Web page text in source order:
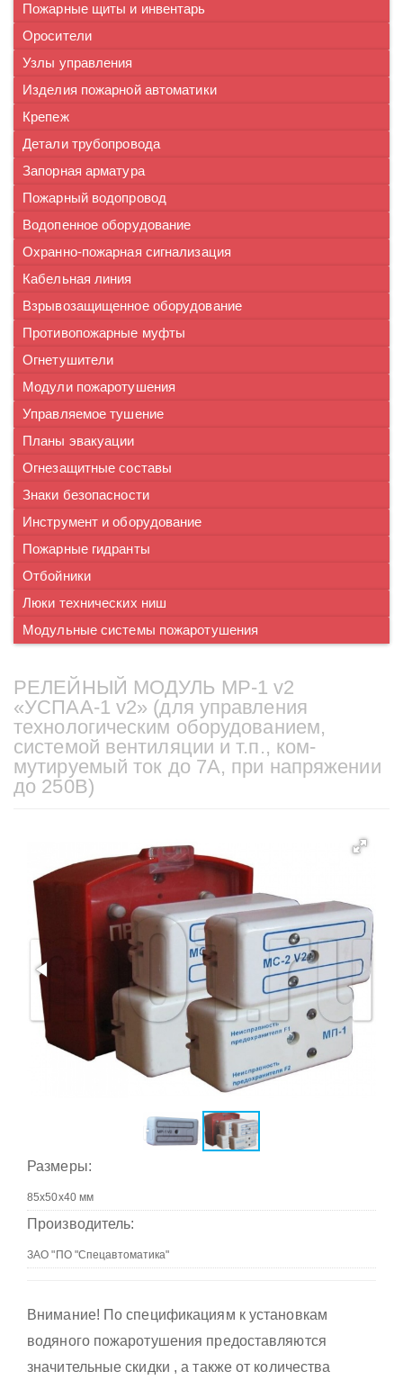
Пожарные щиты и инвентарь
Оросители
Узлы управления
Изделия пожарной автоматики
Крепеж
Детали трубопровода
Запорная арматура
Пожарный водопровод
Водопенное оборудование
Охранно-пожарная сигнализация
Кабельная линия
Взрывозащищенное оборудование
Противопожарные муфты
Огнетушители
Модули пожаротушения
Управляемое тушение
Планы эвакуации
Огнезащитные составы
Знаки безопасности
Инструмент и оборудование
Пожарные гидранты
Отбойники
Люки технических ниш
Модульные системы пожаротушения
РЕЛЕЙНЫЙ МОДУЛЬ МР-1 v2
«УСПАА-1 v2» (для управления
технологическим оборудованием,
системой вентиляции и т.п., ком-
мутируемый ток до 7А, при напряжении
до 250В)
Размеры:
Производитель:
Внимание! По спецификациям к установкам
водяного пожаротушения предоставляются
значительные скидки , а также от количества